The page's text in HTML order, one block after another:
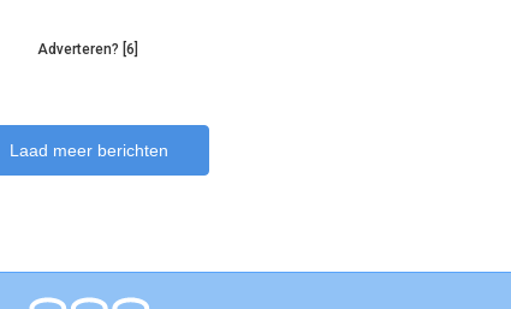
Adverteren? [6]
Laad meer berichten